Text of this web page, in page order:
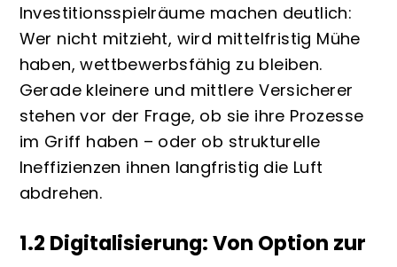
Investitionsspielräume machen deutlich:
Wer nicht mitzieht, wird mittelfristig Mühe
haben, wettbewerbsfähig zu bleiben.
Gerade kleinere und mittlere Versicherer
stehen vor der Frage, ob sie ihre Prozesse
im Griff haben – oder ob strukturelle
Ineffizienzen ihnen langfristig die Luft
abdrehen.
1.2 Digitalisierung: Von Option zur